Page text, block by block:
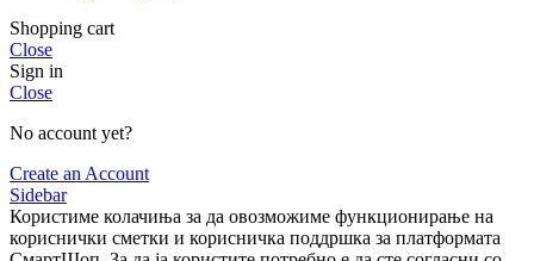
Shopping cart
Close
Sign in
Close
No account yet?
Create an Account
Sidebar
Користиме колачиња за да овозможиме функционирање на
кориснички сметки и корисничка поддршка за платформата